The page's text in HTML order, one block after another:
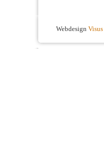
Webdesign Visus